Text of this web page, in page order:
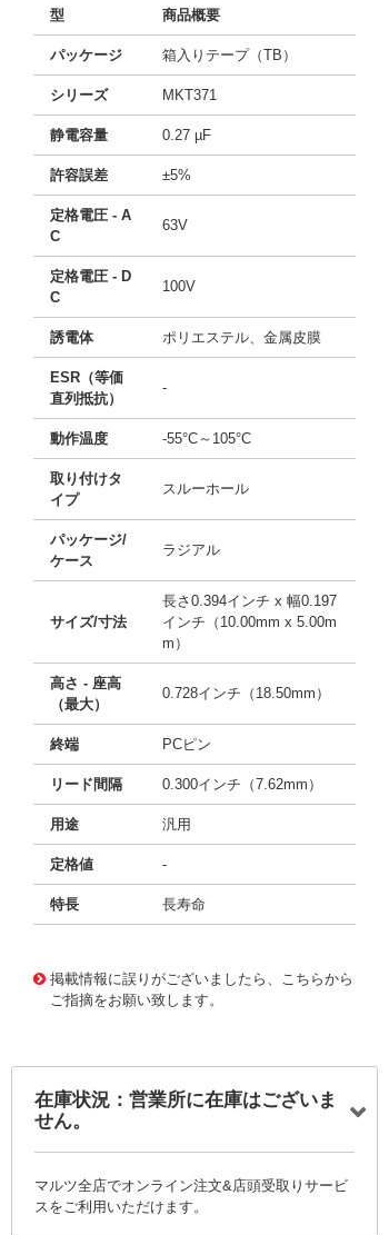
型 商品概要
パッケージ 箱入りテープ（TB）
シリーズ MKT371
静電容量 0.27 µF
許容誤差 ±5%
定格電圧 - A
C
63V
定格電圧 - D
C
100V
誘電体 ポリエステル、金属皮膜
ESR（等価
直列抵抗）
-
動作温度 -55°C～105°C
取り付けタ
イプ
スルーホール
パッケージ/
ケース
ラジアル
サイズ/寸法
長さ0.394インチ x 幅0.197
インチ（10.00mm x 5.00m
m）
高さ - 座高
（最大）
0.728インチ（18.50mm）
終端 PCピン
リード間隔 0.300インチ（7.62mm）
用途 汎用
定格値 -
特長 長寿命
掲載情報に誤りがございましたら、こちらから
ご指摘をお願い致します。
在庫状況：営業所に在庫はございま
せん。
マルツ全店でオンライン注文&店頭受取りサービ
スをご利用いただけます。